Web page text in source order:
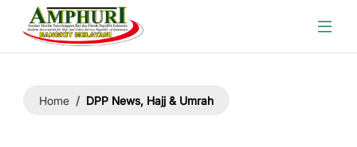
Home DPP News, Hajj & Umrah